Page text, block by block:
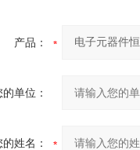
产品：
的单位：
的姓名：